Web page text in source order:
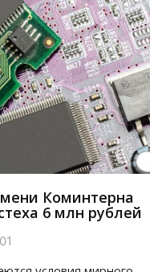
Коминтерна
6 млн рублей